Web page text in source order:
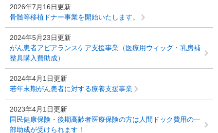
2026年7月16日更新
骨髄等移植ドナー事業を開始いたします。
2024年5月23日更新
がん患者アピアランスケア支援事業（医療用ウィッグ・乳房補
整具購入費助成）
2024年4月1日更新
若年末期がん患者に対する療養支援事業
2023年4月1日更新
国民健康保険・後期高齢者医療保険の方は人間ドック費用の一
部助成が受けられます！